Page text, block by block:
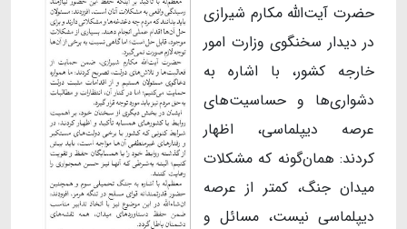
حضرت آیت‌الله مکارم شیرازی
در دیدار سخنگوی وزارت امور
خارجه کشور، با اشاره به
دشواری‌ها و حساسیت‌های
عرصه دیپلماسی، اظهار
کردند: همان‌گونه که مشکلات
میدان جنگ، کمتر از عرصه
دیپلماسی نیست، مسائل و